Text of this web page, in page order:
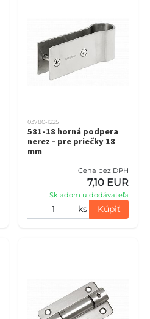
03780-1225
581-18 horná podpera
nerez - pre priečky 18
mm
Cena bez DPH
7,10 EUR
Skladom u dodávateľa
ks Kúpiť